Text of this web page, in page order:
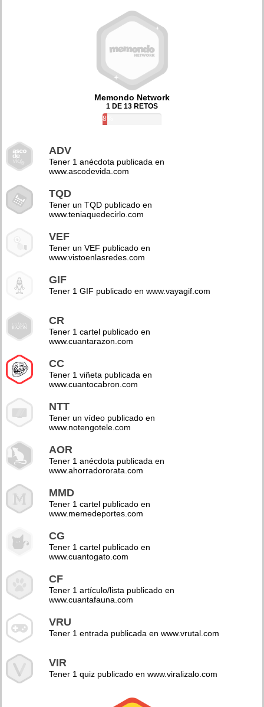
Memondo Network
1 DE 13 RETOS
8%
ADV
Tener 1 anécdota publicada en
www.ascodevida.com
TQD
Tener un TQD publicado en
www.teniaquedecirlo.com
VEF
Tener un VEF publicado en
www.vistoenlasredes.com
GIF
Tener 1 GIF publicado en www.vayagif.com
CR
Tener 1 cartel publicado en
www.cuantarazon.com
CC
Tener 1 viñeta publicada en
www.cuantocabron.com
NTT
Tener un vídeo publicado en
www.notengotele.com
AOR
Tener 1 anécdota publicada en
www.ahorradororata.com
MMD
Tener 1 cartel publicado en
www.memedeportes.com
CG
Tener 1 cartel publicado en
www.cuantogato.com
CF
Tener 1 artículo/lista publicado en
www.cuantafauna.com
VRU
Tener 1 entrada publicada en www.vrutal.com
VIR
Tener 1 quiz publicado en www.viralizalo.com